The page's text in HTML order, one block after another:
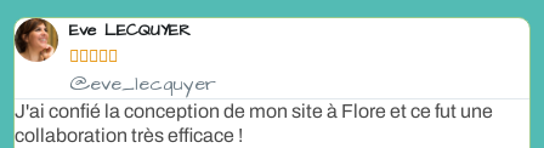
Eve LECQUYER
    
@eve_lecquyer
J'ai confié la conception de mon site à Flore et ce fut une
collaboration très efficace !